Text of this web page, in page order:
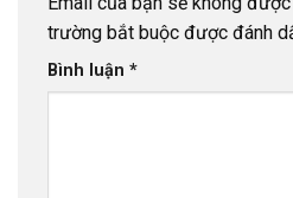
trường bắt buộc được đánh
Bình luận *